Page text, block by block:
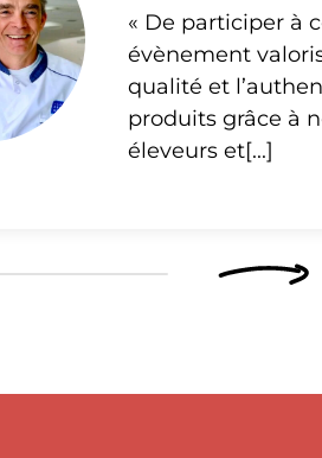
« De participer à
évènement
qualité et
produits grâce à
éleveurs et[...]